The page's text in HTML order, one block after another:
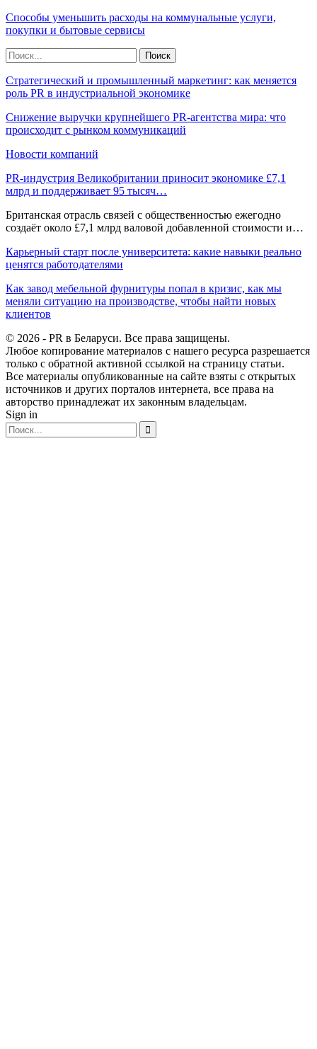
Способы уменьшить расходы на коммунальные услуги,
покупки и бытовые сервисы
Стратегический и промышленный маркетинг: как меняется
роль PR в индустриальной экономике
Снижение выручки крупнейшего PR-агентства мира: что
происходит с рынком коммуникаций
Новости компаний
PR-индустрия Великобритании приносит экономике £7,1
млрд и поддерживает 95 тысяч…
Британская отрасль связей с общественностью ежегодно
создаёт около £7,1 млрд валовой добавленной стоимости и…
Карьерный старт после университета: какие навыки реально
ценятся работодателями
Как завод мебельной фурнитуры попал в кризис, как мы
меняли ситуацию на производстве, чтобы найти новых
клиентов
© 2026 - PR в Беларуси. Все права защищены.
Любое копирование материалов с нашего ресурса разрешается
только с обратной активной ссылкой на страницу статьи.
Все материалы опубликованные на сайте взяты с открытых
источников и других порталов интернета, все права на
авторство принадлежат их законным владельцам.
Sign in